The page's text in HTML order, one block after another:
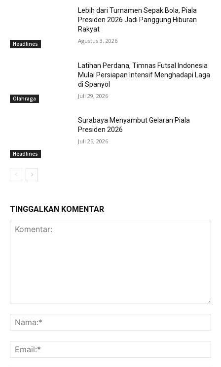
Headlines
Lebih dari Turnamen Sepak Bola, Piala
Presiden 2026 Jadi Panggung Hiburan
Rakyat
Agustus 3, 2026
Olahraga
Latihan Perdana, Timnas Futsal Indonesia
Mulai Persiapan Intensif Menghadapi Laga
di Spanyol
Juli 29, 2026
Headlines
Surabaya Menyambut Gelaran Piala
Presiden 2026
Juli 25, 2026
TINGGALKAN KOMENTAR